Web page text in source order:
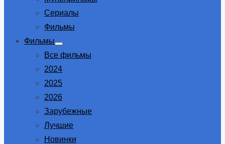
Сериалы
Фильмы
Фильмы
Show
sub
Все фильмы
2024
2025
2026
Зарубежные
Лучшие
Новинки